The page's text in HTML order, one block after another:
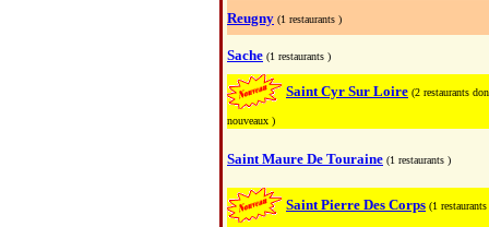
Reugny (1 restaurants )
Sache (1 restaurants )
Saint Cyr Sur Loire (2 restaurants
nouveaux )
Saint Maure De Touraine (1 restaurants )
Saint Pierre Des Corps (1 restaurants